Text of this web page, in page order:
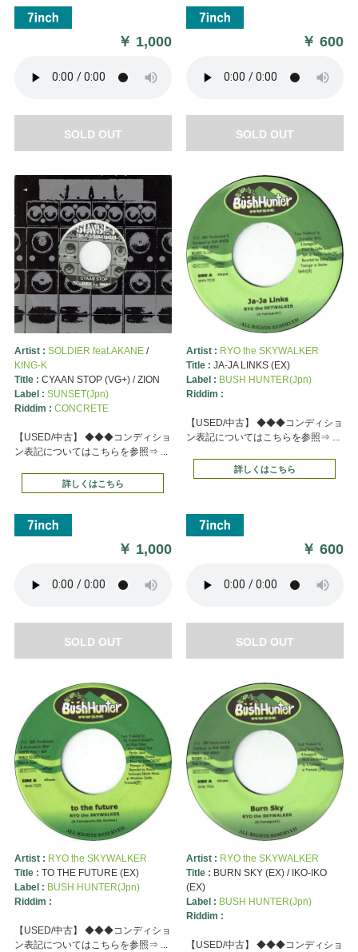
￥ 1,000
SOLD OUT
￥600
SOLD OUT
Artist : SOLDIER feat.AKANE/
KING-K
Title : CYAAN STOP (VG+) / ZION
Label : SUNSET(Jpn)
Riddim : CONCRETE
【USED/中古】 ◆◆◆コンディショ
ン表記についてはこちらを参照⇒ ...
詳しくはこちら
￥ 1,000
SOLD OUT
Artist : RYO the SKYWALKER
Title : JA-JA LINKS (EX)
Label : BUSH HUNTER(Jpn)
Riddim :
【USED/中古】 ◆◆◆コンディショ
ン表記についてはこちらを参照⇒ ...
詳しくはこちら
￥600
SOLD OUT
Artist : RYO the SKYWALKER
Title : TO THE FUTURE (EX)
Label : BUSH HUNTER(Jpn)
Riddim :
【USED/中古】 ◆◆◆コンディショ
ン表記についてはこちらを参照⇒ ...
Artist : RYO the SKYWALKER
Title : BURN SKY (EX) / IKO-IKO
(EX)
Label : BUSH HUNTER(Jpn)
Riddim :
【USED/中古】 ◆◆◆コンディショ